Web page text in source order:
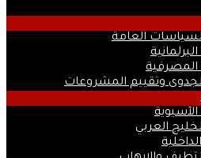
العامة
المصرفية
وتقييم المشروعات
العربي